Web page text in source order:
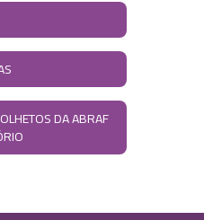
DA ABRAF